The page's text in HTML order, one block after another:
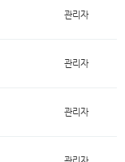
관리자
관리자
관리자